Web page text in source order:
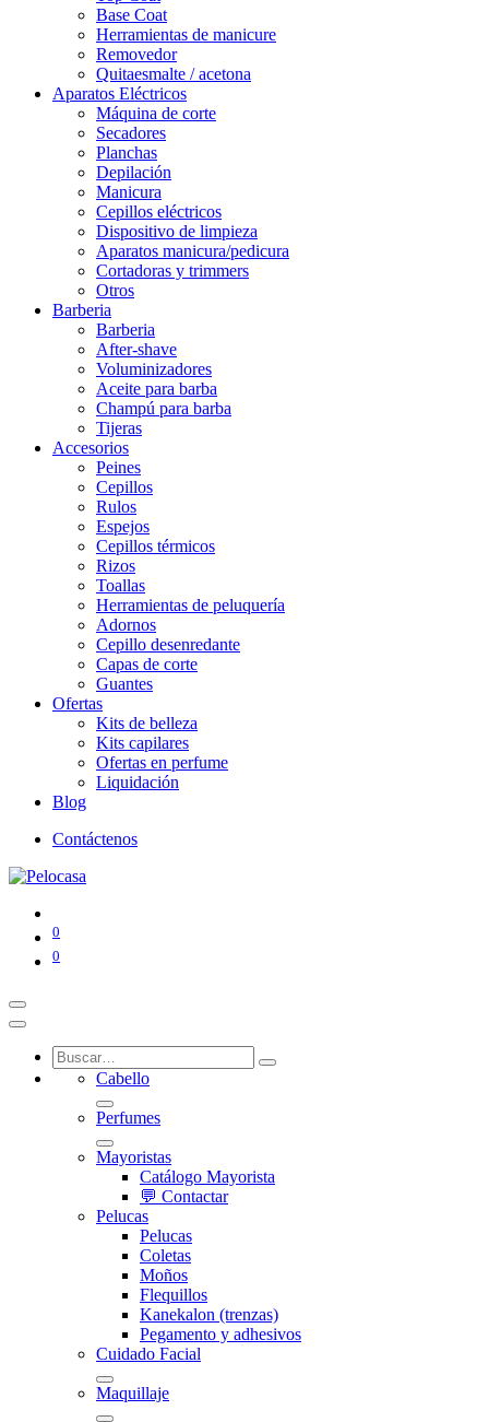
Base Coat
Herramientas de manicure
Removedor
Quitaesmalte / acetona
Aparatos Eléctricos
Máquina de corte
Secadores
Planchas
Depilación
Manicura
Cepillos eléctricos
Dispositivo de limpieza
Aparatos manicura/pedicura
Cortadoras y trimmers
Otros
Barberia
Barberia
After-shave
Voluminizadores
Aceite para barba
Champú para barba
Tijeras
Accesorios
Peines
Cepillos
Rulos
Espejos
Cepillos térmicos
Rizos
Toallas
Herramientas de peluquería
Adornos
Cepillo desenredante
Capas de corte
Guantes
Ofertas
Kits de belleza
Kits capilares
Ofertas en perfume
Liquidación
Blog
Contáctenos
0
0
Cabello
Perfumes
Mayoristas
Catálogo Mayorista
💬 Contactar
Pelucas
Pelucas
Coletas
Moños
Flequillos
Kanekalon (trenzas)
Pegamento y adhesivos
Cuidado Facial
Maquillaje